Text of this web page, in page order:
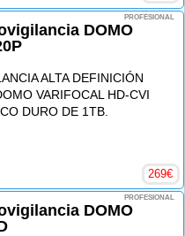
PROFESIONAL
DOMO
ALTA DEFINICIÓN
VARIFOCAL HD-CVI
DURO DE 1TB.
269€
PROFESIONAL
DOMO